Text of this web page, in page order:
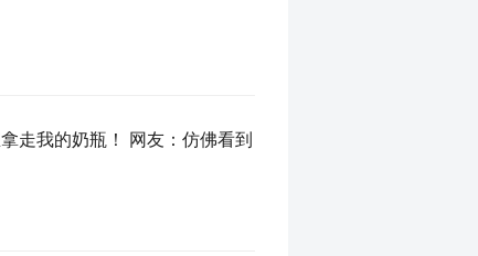
走我的奶瓶！ 网友：仿佛看到